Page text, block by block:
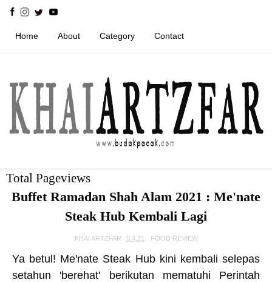
Home About Category Contact
Total Pageviews
Buffet Ramadan Shah Alam 2021 : Me'nate
Steak Hub Kembali Lagi
KHAI ARTZFAR 5.4.21 FOOD REVIEW
Ya betul! Me'nate Steak Hub kini kembali selepas
setahun 'berehat' berikutan mematuhi Perintah